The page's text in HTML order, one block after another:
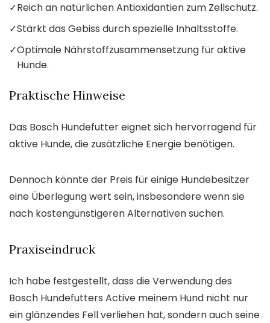
✓Reich an natürlichen Antioxidantien zum Zellschutz.
✓Stärkt das Gebiss durch spezielle Inhaltsstoffe.
✓Optimale Nährstoffzusammensetzung für aktive
Hunde.
Praktische Hinweise
Das Bosch Hundefutter eignet sich hervorragend für
aktive Hunde, die zusätzliche Energie benötigen.
Dennoch könnte der Preis für einige Hundebesitzer
eine Überlegung wert sein, insbesondere wenn sie
nach kostengünstigeren Alternativen suchen.
Praxiseindruck
Ich habe festgestellt, dass die Verwendung des
Bosch Hundefutters Active meinem Hund nicht nur
ein glänzendes Fell verliehen hat, sondern auch seine